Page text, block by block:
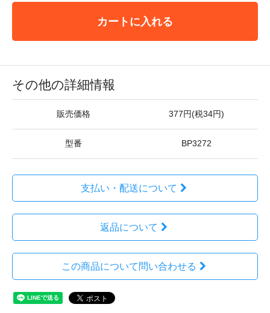
カートに入れる
その他の詳細情報
販売価格 377円(税34円)
型番 BP3272
支払い・配送について
返品について
この商品について問い合わせる